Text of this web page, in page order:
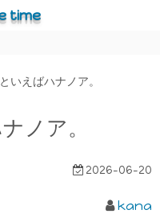
time
いえばハナノア。
ノア。
2026-06-20
kana